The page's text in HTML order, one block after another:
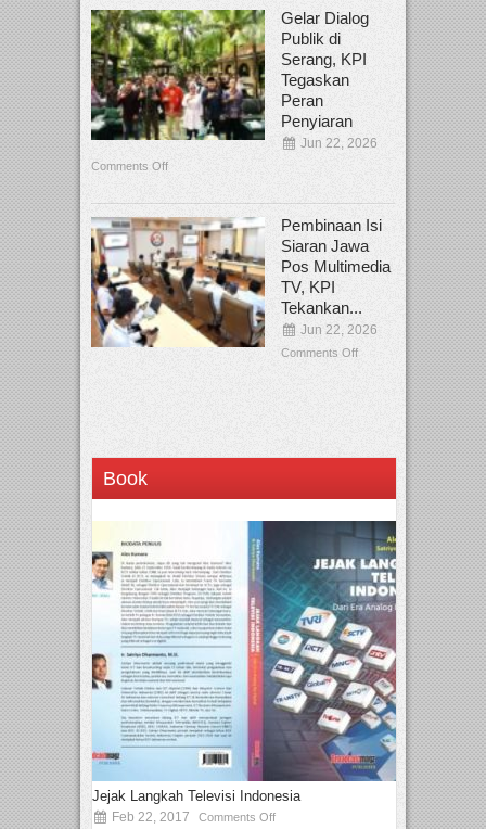
Gelar Dialog
Publik di
Serang, KPI
Tegaskan
Peran
Penyiaran
Jun 22, 2026
Comments Off
Pembinaan Isi
Siaran Jawa
Pos Multimedia
TV, KPI
Tekankan...
Jun 22, 2026
Comments Off
Book
Jejak Langkah Televisi Indonesia
Feb 22, 2017 Comments Off